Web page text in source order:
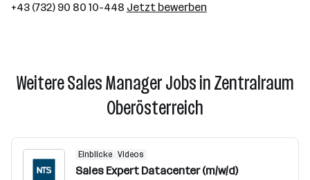
+43 (732) 90 80 10-448 Jetzt bewerben
Weitere Sales Manager Jobs in Zentralraum
Oberösterreich
Einblicke Videos
Sales Expert Datacenter (m/w/d)